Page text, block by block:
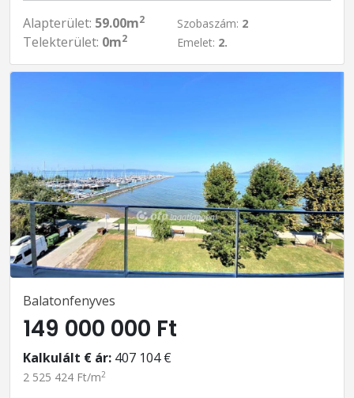
Alapterület: 59.00m2
Telekterület: 0m2
Szobaszám: 2
Emelet: 2.
Balatonfenyves
149 000 000 Ft
Kalkulált € ár: 407 104 €
2 525 424 Ft/m2